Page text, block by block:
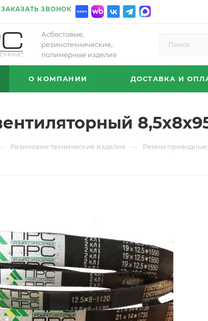
ЗАКАЗАТЬ ЗВОНОК
Асбестовые,
резинотехнические,
полимерные изделия
О КОМПАНИИ ДОСТАВКА И
Резиновые технические изделия — Ремни приводные